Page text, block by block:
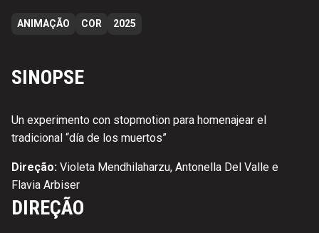
ANIMAÇÃO COR 2025
SINOPSE
Un experimento con stopmotion para homenajear el
tradicional “día de los muertos”
Direção: Violeta Mendhilaharzu, Antonella Del Valle e
Flavia Arbiser
DIREÇÃO